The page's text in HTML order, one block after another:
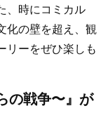
、時にコミカル
化の壁を超え、観
リーをぜひ楽しも
の戦争〜』が